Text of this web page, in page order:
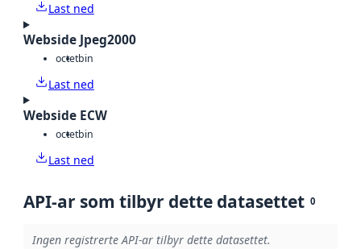
Last ned
Webside Jpeg2000
octetbin
Last ned
Webside ECW
octetbin
Last ned
API-ar som tilbyr dette datasettet 0
Ingen registrerte API-ar tilbyr dette datasettet.